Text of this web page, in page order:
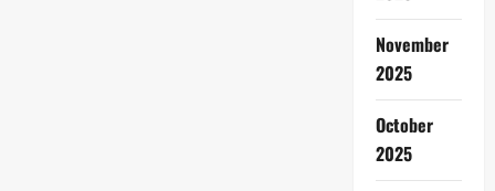
November
2025
October
2025